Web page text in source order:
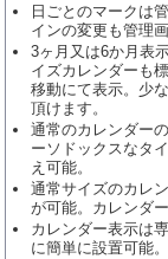
日ごとのマークは
インの変更も管理
3ヶ月又は6か月表
イズカレンダーも
移動にて表示。少
頂けます。
通常のカレンダー
ーソドックスなタ
え可能。
通常サイズのカレ
が可能。カレンダ
カレンダー表示は
に簡単に設置可能。